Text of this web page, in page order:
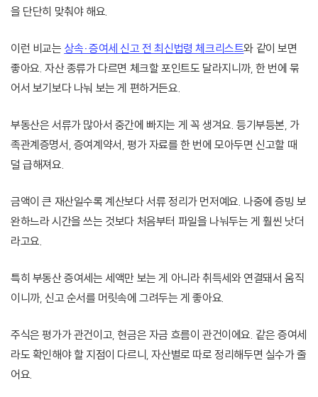
을 단단히 맞춰야 해요.
이런 비교는 상속·증여세 신고 전 최신법령 체크리스트와 같이 보면
좋아요. 자산 종류가 다르면 체크할 포인트도 달라지니까, 한 번에 묶
어서 보기보다 나눠 보는 게 편하거든요.
부동산은 서류가 많아서 중간에 빠지는 게 꼭 생겨요. 등기부등본, 가
족관계증명서, 증여계약서, 평가 자료를 한 번에 모아두면 신고할 때
덜 급해져요.
금액이 큰 재산일수록 계산보다 서류 정리가 먼저예요. 나중에 증빙 보
완하느라 시간을 쓰는 것보다 처음부터 파일을 나눠두는 게 훨씬 낫더
라고요.
특히 부동산 증여세는 세액만 보는 게 아니라 취득세와 연결돼서 움직
이니까, 신고 순서를 머릿속에 그려두는 게 좋아요.
주식은 평가가 관건이고, 현금은 자금 흐름이 관건이에요. 같은 증여세
라도 확인해야 할 지점이 다르니, 자산별로 따로 정리해두면 실수가 줄
어요.